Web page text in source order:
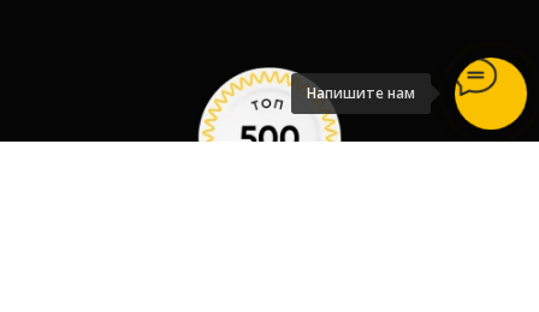
Напишите нам